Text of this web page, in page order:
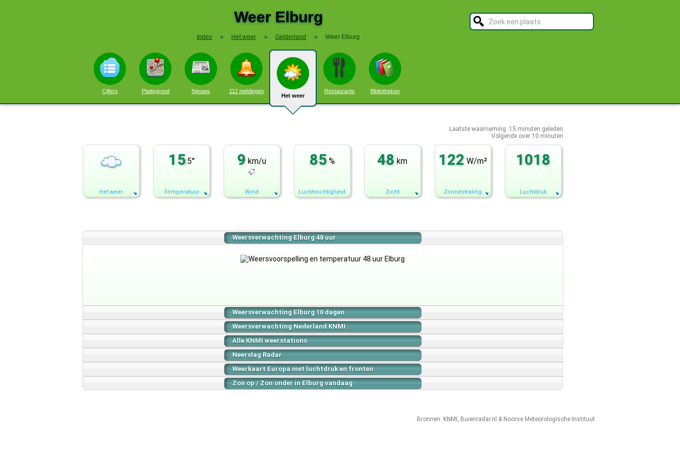
Weer Elburg
Index » Het weer » Gelderland » Weer Elburg
Cijfers Plattegrond Nieuws 112 meldingen
Het weer
Restaurants Bibliotheken
Laatste waarneming: 15 minuten geleden
Volgende over 10 minuten
Het weer
15.5°
Temperatuur
9 km/u
Wind
85 %
Luchtvochtigheid
48 km
Zicht
122 W/m²
Zonnestraling
1018
Luchtdruk
Weersverwachting Elburg 48 uur
Weersverwachting Elburg 10 dagen
Weersverwachting Nederland KNMI
Alle KNMI weerstations
Neerslag Radar
Weerkaart Europa met luchtdruk en fronten
Zon op / Zon onder in Elburg vandaag
Bronnen: KNMI , Buienradar.nl & Noorse Meteorologische Instituut